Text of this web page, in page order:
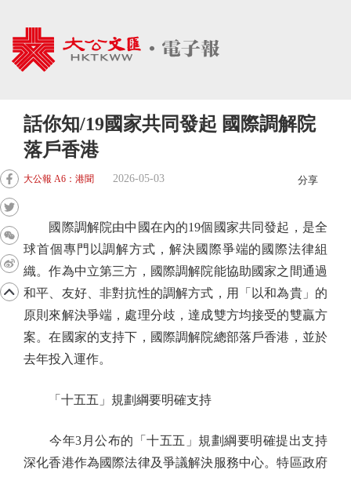
話你知/19國家共同發起 國際調解院
落戶香港
大公報 A6：港聞 2026-05-03 分享
國際調解院由中國在內的19個國家共同發起，是全
球首個專門以調解方式，解決國際爭端的國際法律組
織。作為中立第三方，國際調解院能協助國家之間通過
和平、友好、非對抗性的調解方式，用「以和為貴」的
原則來解決爭端，處理分歧，達成雙方均接受的雙贏方
案。在國家的支持下，國際調解院總部落戶香港，並於
去年投入運作。
「十五五」規劃綱要明確支持
今年3月公布的「十五五」規劃綱要明確提出支持
深化香港作為國際法律及爭議解決服務中心。特區政府